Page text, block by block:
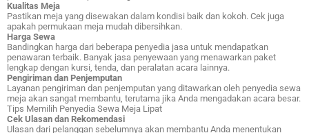
Kualitas Meja
Pastikan meja yang disewakan dalam kondisi baik dan kokoh. Cek juga
apakah permukaan meja mudah dibersihkan.
Harga Sewa
Bandingkan harga dari beberapa penyedia jasa untuk mendapatkan
penawaran terbaik. Banyak jasa penyewaan yang menawarkan paket
lengkap dengan kursi, tenda, dan peralatan acara lainnya.
Pengiriman dan Penjemputan
Layanan pengiriman dan penjemputan yang ditawarkan oleh penyedia sewa
meja akan sangat membantu, terutama jika Anda mengadakan acara besar.
Tips Memilih Penyedia Sewa Meja Lipat
Cek Ulasan dan Rekomendasi
Ulasan dari pelanggan sebelumnya akan membantu Anda menentukan